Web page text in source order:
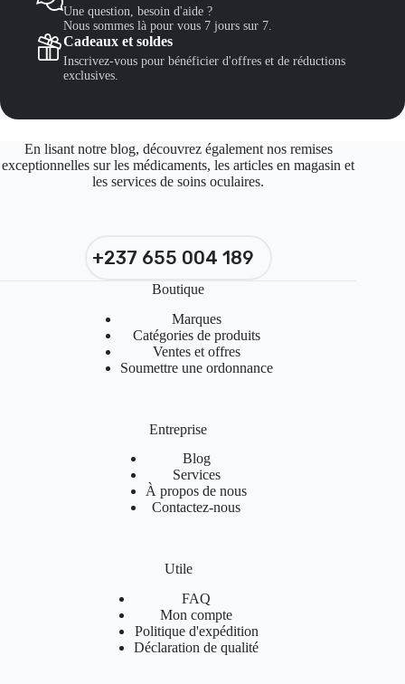
Une question, besoin d'aide ?
Nous sommes là pour vous 7 jours sur 7.
Cadeaux et soldes
Inscrivez-vous pour bénéficier d'offres et de réductions
exclusives.
En lisant notre blog, découvrez également nos remises
exceptionnelles sur les médicaments, les articles en magasin et
les services de soins oculaires.
+237 655 004 189
Boutique
Marques
Catégories de produits
Ventes et offres
Soumettre une ordonnance
Entreprise
Blog
Services
À propos de nous
Contactez-nous
Utile
FAQ
Mon compte
Politique d'expédition
Déclaration de qualité